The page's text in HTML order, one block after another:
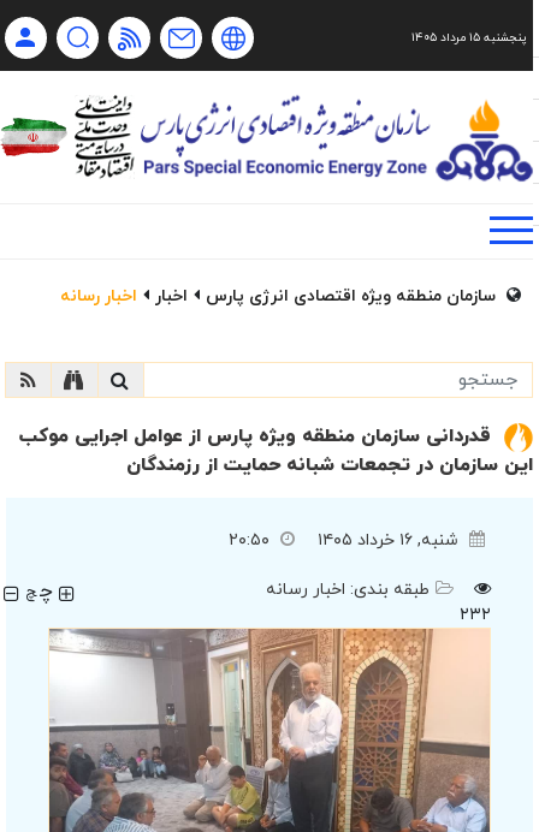
فا Ru Ch
پنجشنبه ۱۵ مرداد ۱۴۰۵
سازمان منطقه ویژه اقتصادی انرژی پارس اخبار اخبار رسانه
قدردانی سازمان منطقه ویژه پارس از عوامل اجرایی موکب
این سازمان در تجمعات شبانه حمایت از رزمندگان
شنبه, ۱۶ خرداد ۱۴۰۵ ۲۰:۵۰
۲۳۲
طبقه بندی: اخبار رسانه چچ